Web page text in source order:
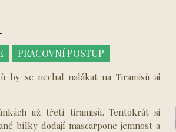
PRACOVNÍ POSTUP
by se nechal nalákat na Tiramisù ai
už třetí tiramisù. Tentokrát si
bílky dodají mascarpone jemnost a